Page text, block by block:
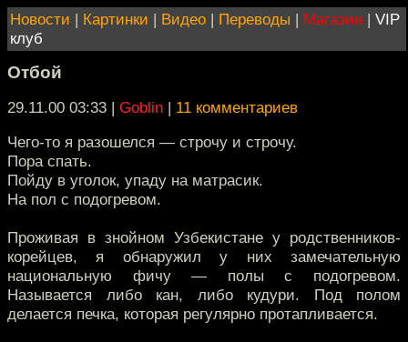
Новости | Картинки | Видео | Переводы | Магазин | VIP
клуб
Отбой
29.11.00 03:33 | Goblin | 11 комментариев
Чего-то я разошелся — строчу и строчу.
Пора спать.
Пойду в уголок, упаду на матрасик.
На пол с подогревом.
Проживая в знойном Узбекистане у родственников-
корейцев, я обнаружил у них замечательную
национальную фичу — полы с подогревом.
Называется либо кан, либо кудури. Под полом
делается печка, которая регулярно протапливается.